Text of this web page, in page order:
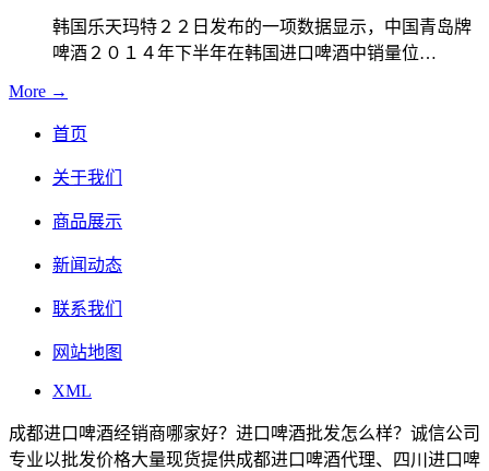
韩国乐天玛特２２日发布的一项数据显示，中国青岛牌
啤酒２０１４年下半年在韩国进口啤酒中销量位…
More →
首页
关于我们
商品展示
新闻动态
联系我们
网站地图
XML
成都进口啤酒经销商哪家好？进口啤酒批发怎么样？诚信公司
专业以批发价格大量现货提供成都进口啤酒代理、四川进口啤